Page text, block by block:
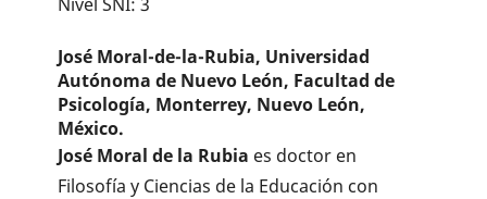
José Moral-de-la-Rubia, Universidad
Autónoma de Nuevo León, Facultad de
Psicología, Monterrey, Nuevo León,
México.
José Moral de la Rubia es doctor en
Filosofía y Ciencias de la Educación con